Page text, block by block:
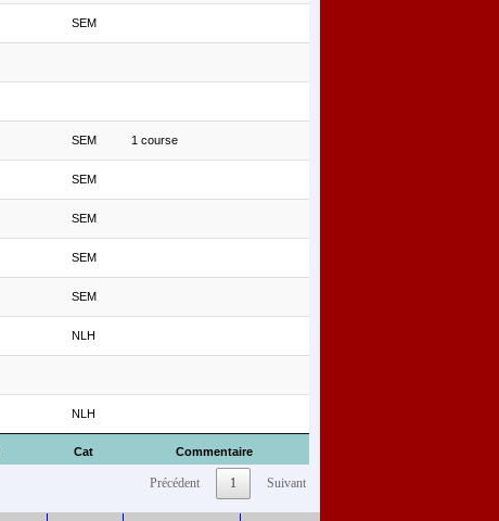
Cat Commentaire
SEM
SEM 1 course
SEM
SEM
SEM
SEM
NLH
NLH
Précédent 1 Suivant